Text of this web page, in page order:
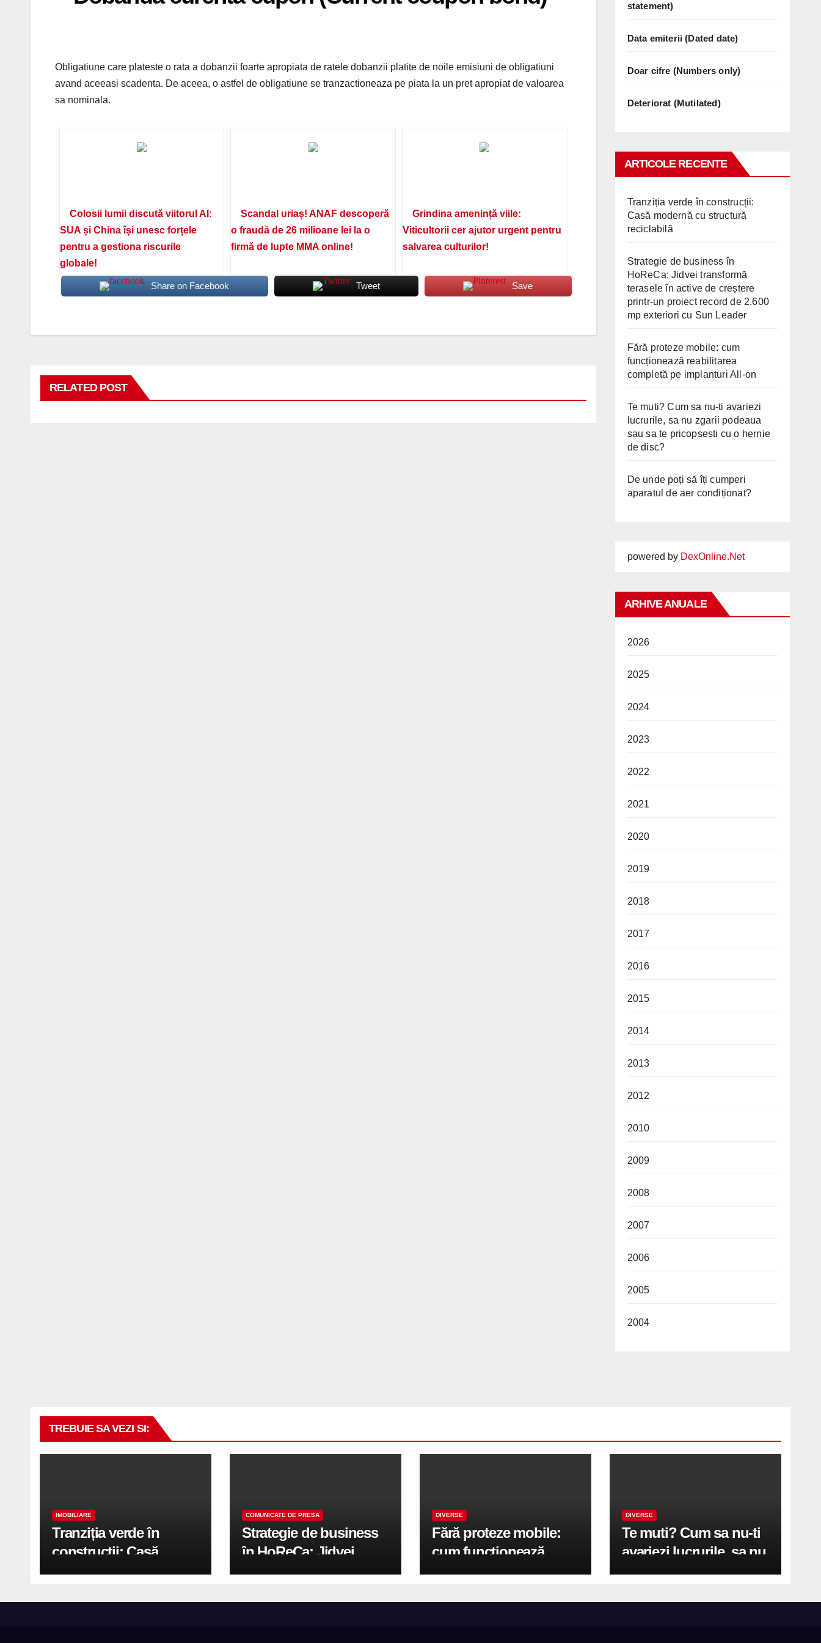
Obligatiune care plateste o rata a dobanzii foarte apropiata de ratele dobanzii platite de noile emisiuni de obligatiuni
avand aceeasi scadenta. De aceea, o astfel de obligatiune se tranzactioneaza pe piata la un pret apropiat de valoarea
sa nominala.
Colosii lumii discută viitorul AI:
SUA și China își unesc forțele
pentru a gestiona riscurile
globale!
Scandal uriaș! ANAF descoperă
o fraudă de 26 milioane lei la o
firmă de lupte MMA online!
Grindina amenință viile:
Viticultorii cer ajutor urgent pentru
salvarea culturilor!
Share on Facebook Tweet Save
RELATED POST
statement)
Data emiterii (Dated date)
Doar cifre (Numbers only)
Deteriorat (Mutilated)
ARTICOLE RECENTE
Tranziția verde în construcții:
Casă modernă cu structură
reciclabilă
Strategie de business în
HoReCa: Jidvei transformă
terasele în active de creștere
printr-un proiect record de 2.600
mp exteriori cu Sun Leader
Fără proteze mobile: cum
funcționează reabilitarea
completă pe implanturi All-on
Te muti? Cum sa nu-ti avariezi
lucrurile, sa nu zgarii podeaua
sau sa te pricopsesti cu o hernie
de disc?
De unde poți să îți cumperi
aparatul de aer condiționat?
powered by DexOnline.Net
ARHIVE ANUALE
2026
2025
2024
2023
2022
2021
2020
2019
2018
2017
2016
2015
2014
2013
2012
2010
2009
2008
2007
2006
2005
2004
TREBUIE SA VEZI SI:
IMOBILIARE
Tranziția verde în
construcții: Casă
modernă cu structură
COMUNICATE DE PRESA
Strategie de business
în HoReCa: Jidvei
transformă terasele în
DIVERSE
Fără proteze mobile:
cum funcționează
reabilitarea completă
DIVERSE
Te muti? Cum sa nu-ti
avariezi lucrurile, sa nu
zgarii podeaua sau sa